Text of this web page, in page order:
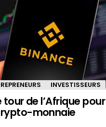
INVESTISSEURS
de l’Afrique pour
monnaie